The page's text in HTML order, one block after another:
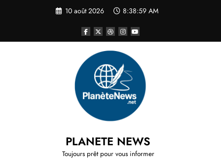
10 août 2026 8:38:59 AM
PLANETE NEWS
Toujours prêt pour vous informer